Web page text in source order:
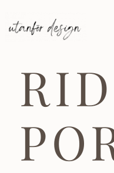
Hoppa
till